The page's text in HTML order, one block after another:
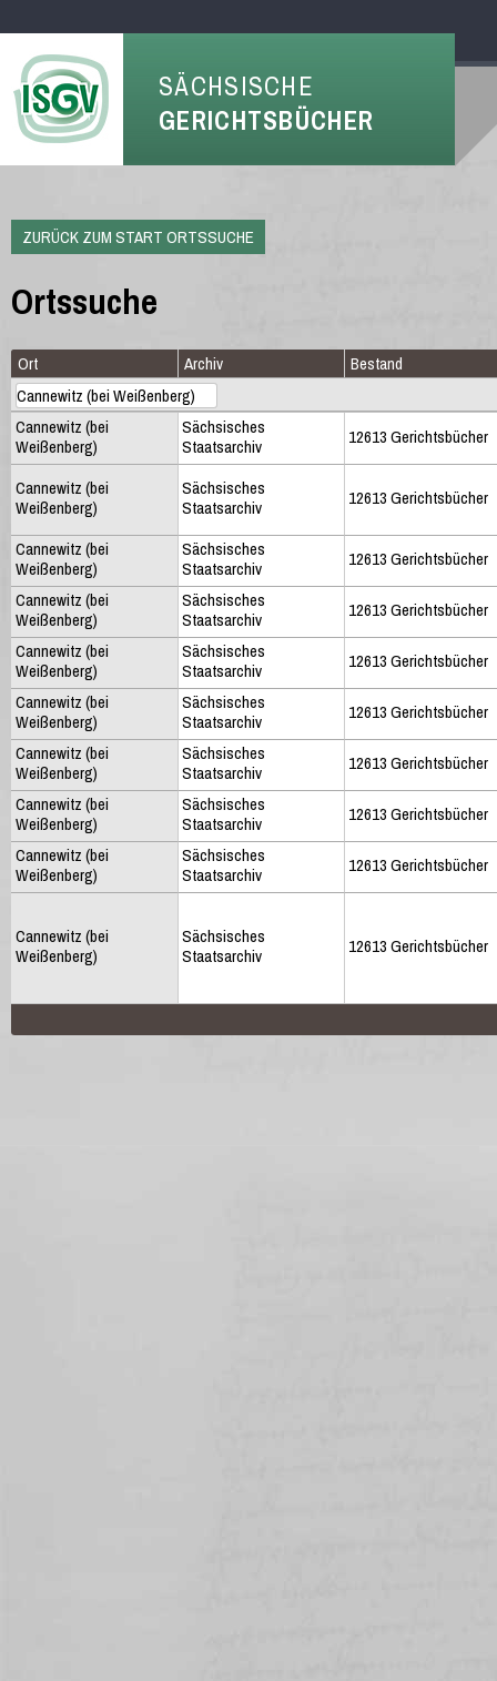
SÄCHSISCHE
GERICHTSBÜCHER
ZURÜCK ZUM START ORTSSUCHE
Ortssuche
Ort Archiv Bestand
Cannewitz (bei
Weißenberg)
Sächsisches
Staatsarchiv
12613 Gerichtsbücher
Cannewitz (bei
Weißenberg)
Sächsisches
Staatsarchiv
12613 Gerichtsbücher
Cannewitz (bei
Weißenberg)
Sächsisches
Staatsarchiv
12613 Gerichtsbücher
Cannewitz (bei
Weißenberg)
Sächsisches
Staatsarchiv
12613 Gerichtsbücher
Cannewitz (bei
Weißenberg)
Sächsisches
Staatsarchiv
12613 Gerichtsbücher
Cannewitz (bei
Weißenberg)
Sächsisches
Staatsarchiv
12613 Gerichtsbücher
Cannewitz (bei
Weißenberg)
Sächsisches
Staatsarchiv
12613 Gerichtsbücher
Cannewitz (bei
Weißenberg)
Sächsisches
Staatsarchiv
12613 Gerichtsbücher
Cannewitz (bei
Weißenberg)
Sächsisches
Staatsarchiv
12613 Gerichtsbücher
Cannewitz (bei
Weißenberg)
Sächsisches
Staatsarchiv
12613 Gerichtsbücher